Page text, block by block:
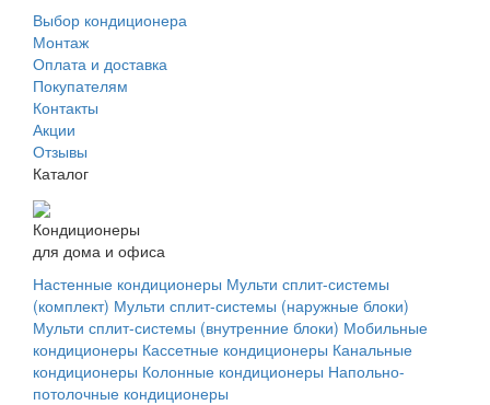
Выбор кондиционера
Монтаж
Оплата и доставка
Покупателям
Контакты
Акции
Отзывы
Каталог
Кондиционеры
для дома и офиса
Настенные кондиционеры Мульти сплит-системы
(комплект) Мульти сплит-системы (наружные блоки)
Мульти сплит-системы (внутренние блоки) Мобильные
кондиционеры Кассетные кондиционеры Канальные
кондиционеры Колонные кондиционеры Напольно-
потолочные кондиционеры